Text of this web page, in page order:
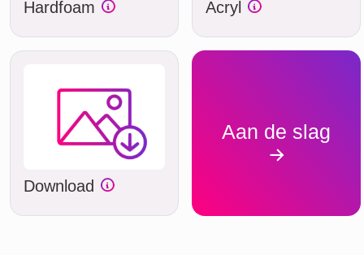
Hardfoam Acryl
Download
Aan de slag